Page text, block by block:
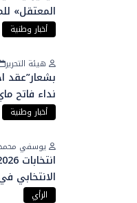
المعتقل»
الريف
أخبار وطنية
هيئة التحرير
بشعار”عقد
نداء فاتح
أخبار وطنية
يوسفي
الانتخابي
الرأي